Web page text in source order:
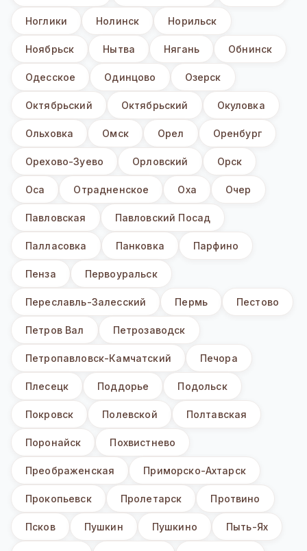
Ноглики Нолинск Норильск
Ноябрьск Нытва Нягань Обнинск
Одесское Одинцово Озерск
Октябрьский Октябрьский Окуловка
Ольховка Омск Орел Оренбург
Орехово-Зуево Орловский Орск
Оса Отрадненское Оха Очер
Павловская Павловский Посад
Палласовка Панковка Парфино
Пенза Первоуральск
Переславль-Залесский Пермь Пестово
Петров Вал Петрозаводск
Петропавловск-Камчатский Печора
Плесецк Поддорье Подольск
Покровск Полевской Полтавская
Поронайск Похвистнево
Преображенская Приморско-Ахтарск
Прокопьевск Пролетарск Протвино
Псков Пушкин Пушкино Пыть-Ях